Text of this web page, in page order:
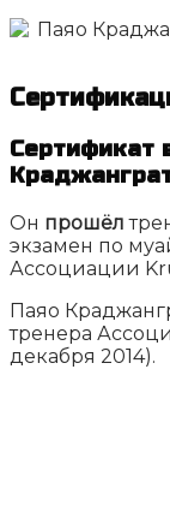
Сертификат
Он прошёл
экзамен по
Ассоциации
Паяо
тренера
декабря 2014).